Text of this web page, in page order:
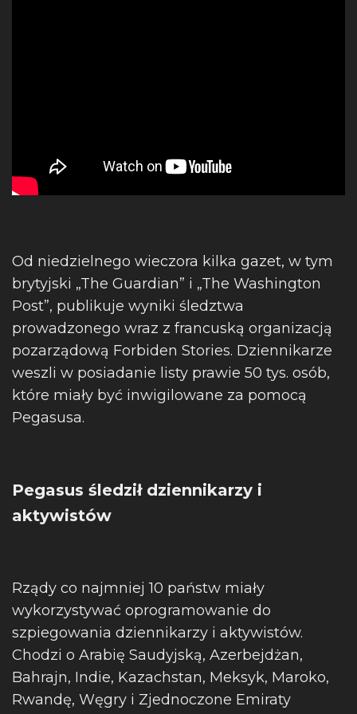
Od niedzielnego wieczora kilka gazet, w tym
brytyjski „The Guardian” i „The Washington
Post”, publikuje wyniki śledztwa
prowadzonego wraz z francuską organizacją
pozarządową Forbiden Stories. Dziennikarze
weszli w posiadanie listy prawie 50 tys. osób,
które miały być inwigilowane za pomocą
Pegasusa.
Pegasus śledził dziennikarzy i
aktywistów
Rządy co najmniej 10 państw miały
wykorzystywać oprogramowanie do
szpiegowania dziennikarzy i aktywistów.
Chodzi o Arabię Saudyjską, Azerbejdżan,
Bahrajn, Indie, Kazachstan, Meksyk, Maroko,
Rwandę, Węgry i Zjednoczone Emiraty